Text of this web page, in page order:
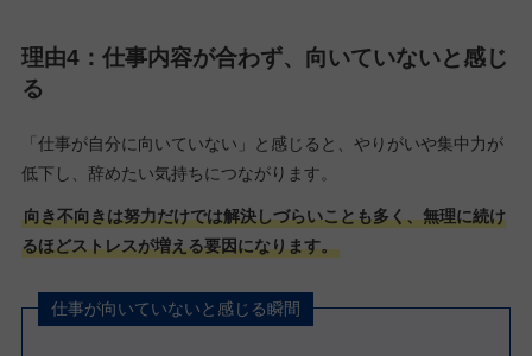
理由4：仕事内容が合わず、向いていないと感じ
る
「仕事が自分に向いていない」と感じると、やりがいや集中力が
低下し、辞めたい気持ちにつながります。
向き不向きは努力だけでは解決しづらいことも多く、無理に続け
るほどストレスが増える要因になります。
仕事が向いていないと感じる瞬間